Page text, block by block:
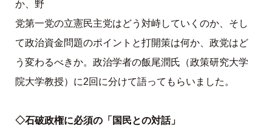
か、野
党第一党の立憲民主党はどう対峙していくのか、そし
て政治資金問題のポイントと打開策は何か、政党はど
う変わるべきか。政治学者の飯尾潤氏（政策研究大学
院大学教授）に2回に分けて語ってもらいました。
◇石破政権に必須の「国民との対話」